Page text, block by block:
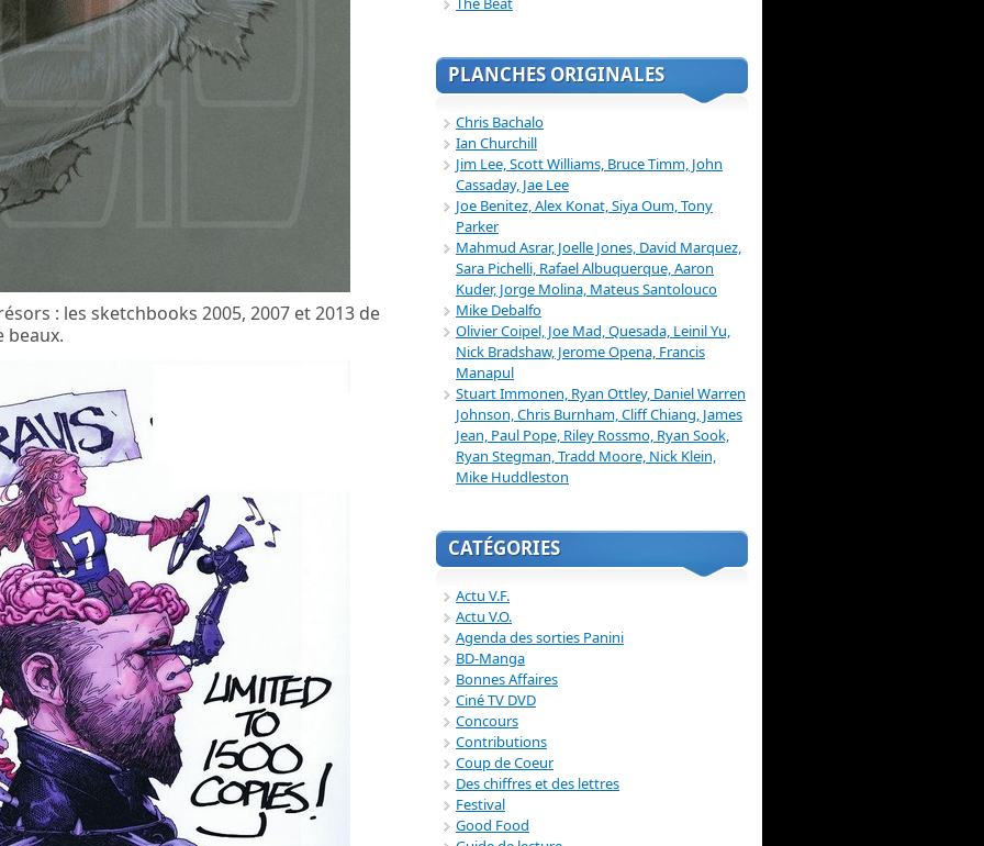
: les sketchbooks 2005, 2007 et 2013 de
beaux.
PLANCHES ORIGINALES
Chris Bachalo
Ian Churchill
Jim Lee, Scott Williams, Bruce Timm, John
Cassaday, Jae Lee
Joe Benitez, Alex Konat, Siya Oum, Tony
Parker
Mahmud Asrar, Joelle Jones, David Marquez,
Sara Pichelli, Rafael Albuquerque, Aaron
Kuder, Jorge Molina, Mateus Santolouco
Mike Debalfo
Olivier Coipel, Joe Mad, Quesada, Leinil Yu,
Nick Bradshaw, Jerome Opena, Francis
Manapul
Stuart Immonen, Ryan Ottley, Daniel Warren
Johnson, Chris Burnham, Cliff Chiang, James
Jean, Paul Pope, Riley Rossmo, Ryan Sook,
Ryan Stegman, Tradd Moore, Nick Klein,
Mike Huddleston
CATÉGORIES
Actu V.F.
Actu V.O.
Agenda des sorties Panini
BD-Manga
Bonnes Affaires
Ciné TV DVD
Concours
Contributions
Coup de Coeur
Des chiffres et des lettres
Festival
Good Food